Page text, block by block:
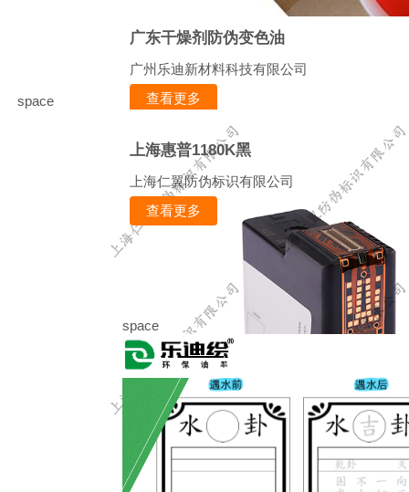
广东干燥剂防伪变色油
广州乐迪新材料科技有限公司
查看更多
space
上海惠普1180K黑
上海仁翼防伪标识有限公司
查看更多
space